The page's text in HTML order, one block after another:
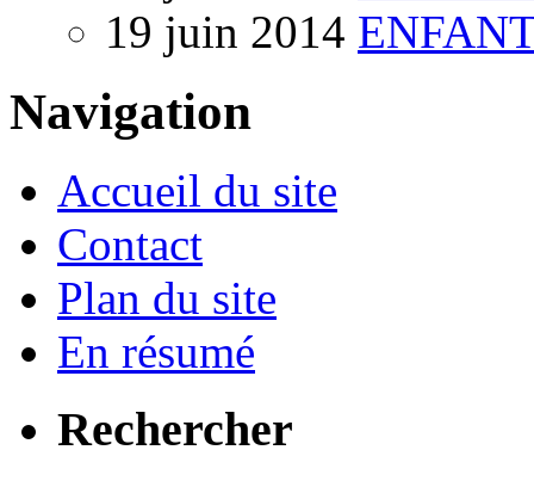
19 juin 2014
Navigation
Accueil du site
Contact
Plan du site
En résumé
Rechercher